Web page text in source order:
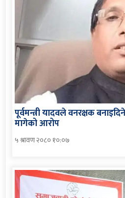
पूर्वमन्त्री यादवले वनरक्षक
मागेको आरोप
५ श्रावण २०८० १०:०७